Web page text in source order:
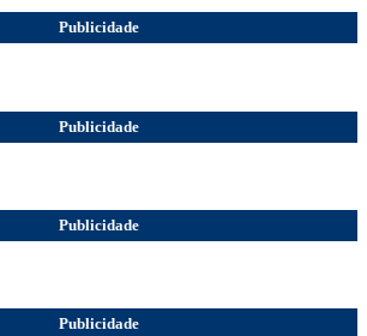
Publicidade
Publicidade
Publicidade
Publicidade